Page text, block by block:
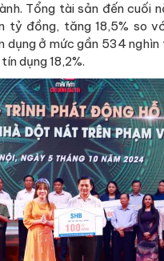
Tổng tài sản đến cuối
tỷ đồng, tăng 18,5% so
dụng ở mức gần 534
dụng 18,2%.